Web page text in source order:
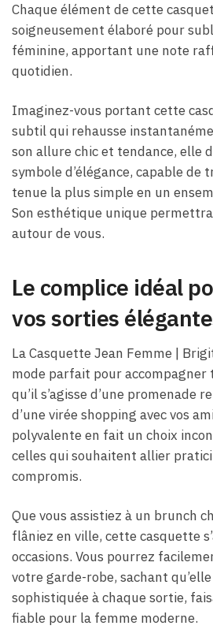
Chaque élément de cette
soigneusement élaboré pour
féminine, apportant une note
quotidien.
Imaginez-vous portant cette
subtil qui rehausse
son allure chic et tendance, elle
symbole d’élégance, capable de
tenue la plus simple en un
Son esthétique unique
autour de vous.
Le complice idéal
vos sorties
La Casquette Jean Femme​ |
mode parfait pour accompagner
qu’il s’agisse d’une promenade
d’une virée shopping avec vos
polyvalente en fait un choix
celles qui souhaitent allier
compromis.
Que vous assistiez à un brunch
flâniez en ville, cette casquette
occasions. Vous pourrez
votre garde-robe, sachant
sophistiquée à chaque sortie,
fiable pour la femme moderne.